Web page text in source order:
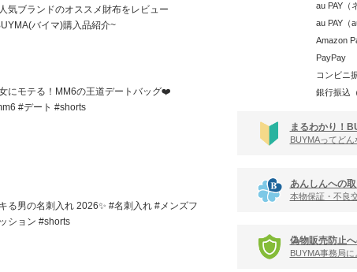
気ブランドのオススメ財布をレビュー
バイマ)購入品紹介~
にモテる！MM6の王道デートバッグ❤️
#デート #shorts
る男の名刺入れ 2026✨ #名刺入れ #メンズフ
ション #shorts
au PAY（
au PAY（
Amazon
PayPay
コンビニ
銀行振込
まるわかり！
BUYMAってど
あんしんへの
本物保証・不良
偽物販売防止
BUYMA事務局